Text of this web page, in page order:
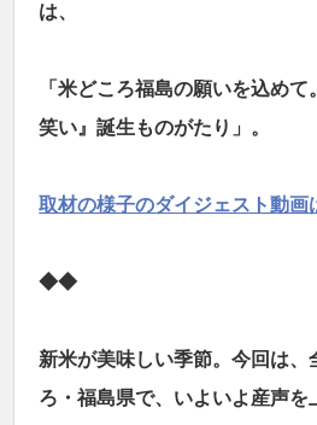
は、
「米どころ福島の願いを込め
笑い』誕生ものがたり」。
取材の様子のダイジェスト動画
◆◆
新米が美味しい季節。今回は、
ろ・福島県で、いよいよ産声を